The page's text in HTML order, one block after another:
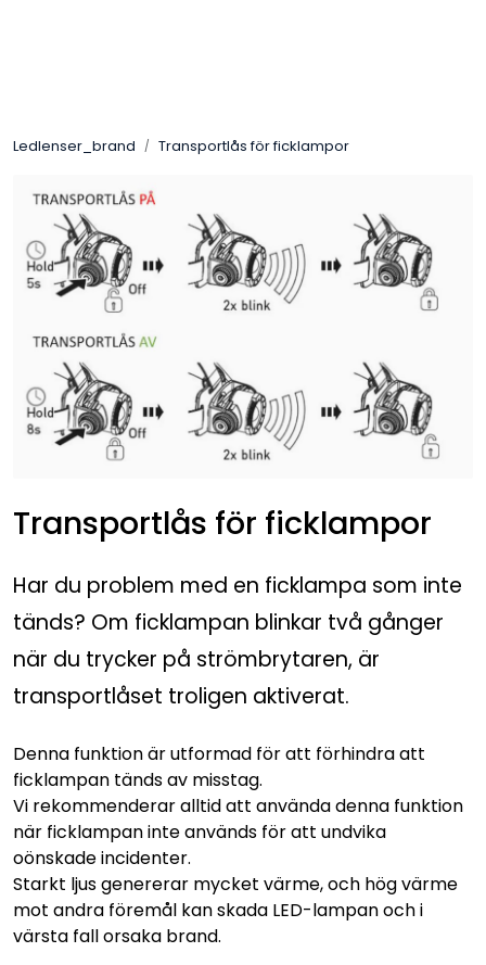
Ledlenser_brand Transportlås för ficklampor
Transportlås för ficklampor
Har du problem med en ficklampa som inte
tänds? Om ficklampan blinkar två gånger
när du trycker på strömbrytaren, är
transportlåset troligen aktiverat.
Denna funktion är utformad för att förhindra att
ficklampan tänds av misstag.
Vi rekommenderar alltid att använda denna funktion
när ficklampan inte används för att undvika
oönskade incidenter.
Starkt ljus genererar mycket värme, och hög värme
mot andra föremål kan skada LED-lampan och i
värsta fall orsaka brand.
Nyheter/info
Mediaportalen